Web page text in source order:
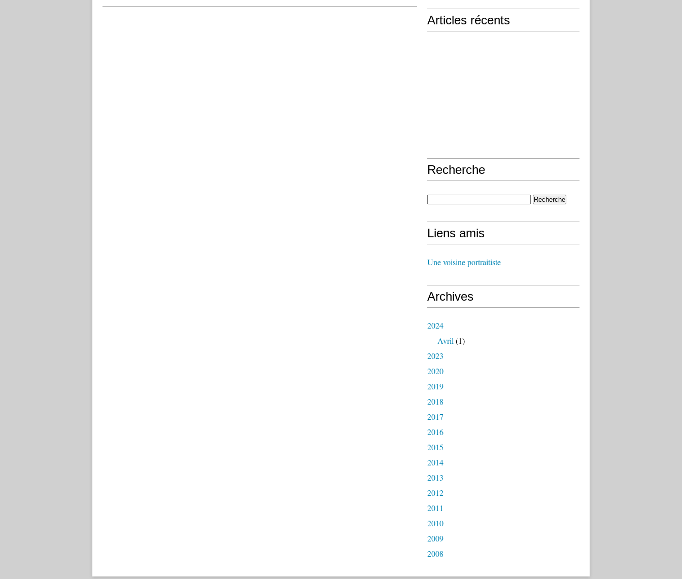
Articles récents
Recherche
Liens amis
Une voisine portraitiste
Archives
2024
Avril (1)
2023
2020
2019
2018
2017
2016
2015
2014
2013
2012
2011
2010
2009
2008